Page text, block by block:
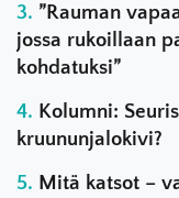
”Rauman
jossa rukoillaan
kohdatuksi”
Kolumni:
kruununjalokivi?
Mitä katsot –